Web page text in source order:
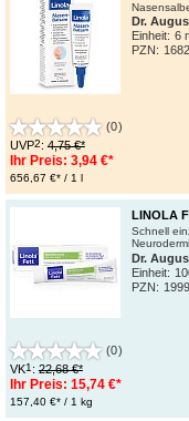
Dr.
Einheit: 6
PZN:
(0)
UVP2: 4,75 €*
Ihr Preis: 3,94 €*
656,67 €* / 1 l
LINOLA
Schnell
Dr.
Einheit:
PZN:
(0)
VK1 : 22,68 €*
Ihr Preis: 15,74 €*
157,40 €* / 1 kg